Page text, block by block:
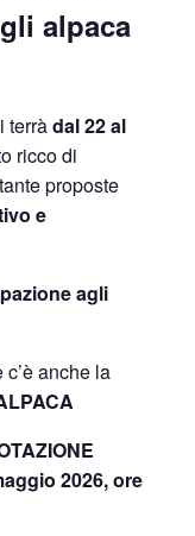
alpaca
terràdal 22 al
ricco di
proposte
e
agli
anche la
2026, ore